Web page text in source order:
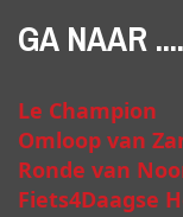
GA NAAR ....
Le Champion
Omloop van
Ronde van
Fiets4Daagse